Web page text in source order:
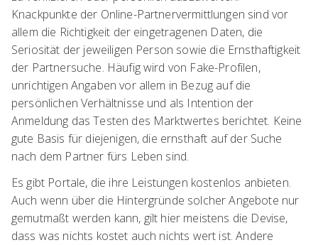
Knackpunkte der Online-Partnervermittlungen sind vor
allem die Richtigkeit der eingetragenen Daten, die
Seriosität der jeweiligen Person sowie die Ernsthaftigkeit
der Partnersuche. Häufig wird von Fake-Profilen,
unrichtigen Angaben vor allem in Bezug auf die
persönlichen Verhältnisse und als Intention der
Anmeldung das Testen des Marktwertes berichtet. Keine
gute Basis für diejenigen, die ernsthaft auf der Suche
nach dem Partner fürs Leben sind.
Es gibt Portale, die ihre Leistungen kostenlos anbieten.
Auch wenn über die Hintergründe solcher Angebote nur
gemutmaßt werden kann, gilt hier meistens die Devise,
dass was nichts kostet auch nichts wert ist. Andere